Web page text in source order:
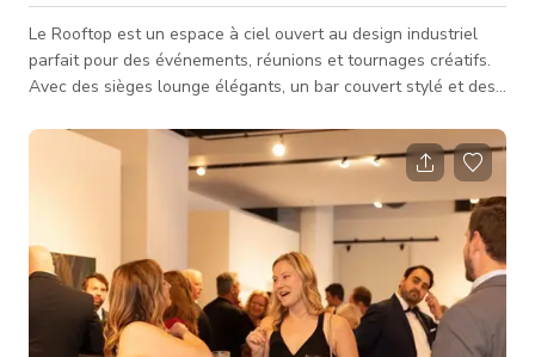
Le Rooftop est un espace à ciel ouvert au design industriel
parfait pour des événements, réunions et tournages créatifs.
Avec des sièges lounge élégants, un bar couvert stylé et des
rassemblements en soirée, ce rooftop offre confort et style.
Entouré d'une architecture urbaine frappante et de vues sur la
ligne d'horizon, c'est le cadre idéal pour des moments
mémorables, que vous planifiez un cocktail d'entreprise, une
célébration d